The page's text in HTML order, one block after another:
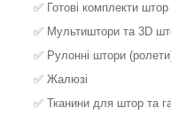
✅ Готові комплекти
✅ Мультиштори та 3D
✅ Рулонні штори
✅ Жалюзі
✅ Тканини для штор та